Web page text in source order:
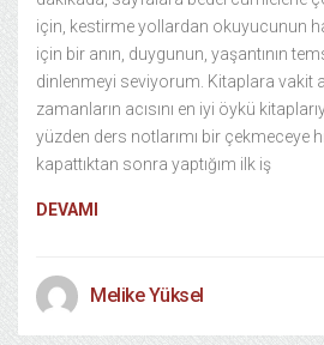
için, kestirme yollardan okuyucunun
için bir anın, duygunun, yaşantının
dinlenmeyi seviyorum. Kitaplara vakit
zamanların acısını en iyi öykü
yüzden ders notlarımı bir çekmeceye
kapattıktan sonra yaptığım ilk iş
DEVAMI
Melike Yüksel